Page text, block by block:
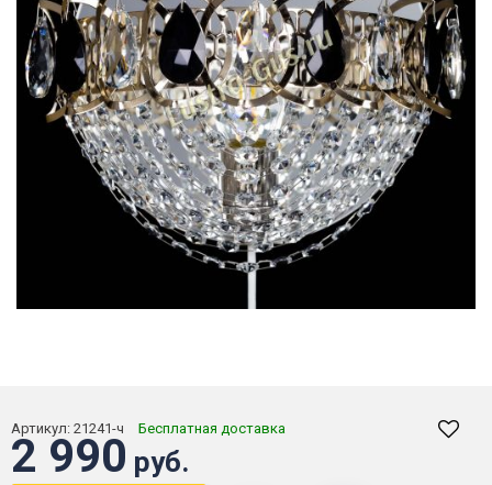
Артикул: 21241-ч Бесплатная доставка
2 990 руб.